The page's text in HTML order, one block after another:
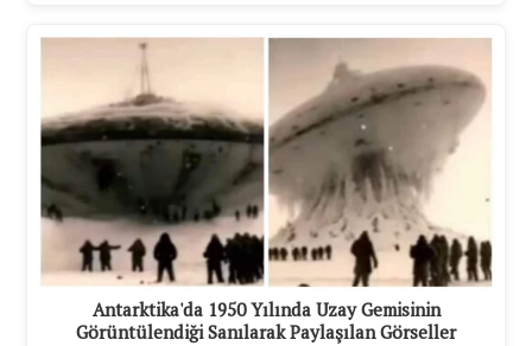
Antarktika'da 1950 Yılında Uzay Gemisinin
Görüntülendiği Sanılarak Paylaşılan Görseller